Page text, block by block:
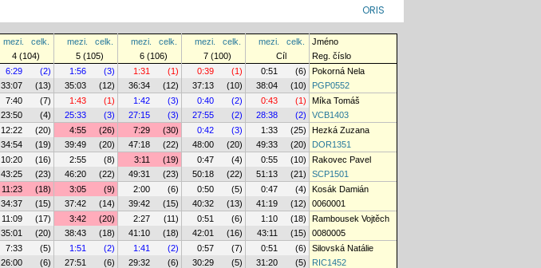
ORIS
mezi. celk. mezi. celk. mezi. celk. mezi. celk. mezi. celk.
Jméno
4 (104) 5 (105) 6 (106) 7 (100) Cíl
Reg. číslo
6:29 (2) 1:56 (3) 1:31 (1) 0:39 (1) 0:51 (6)
Pokorná Nela
33:07 (13) 35:03 (12) 36:34 (12) 37:13 (10) 38:04 (10)
PGP0552
7:40 (7) 1:43 (1) 1:42 (3) 0:40 (2) 0:43 (1)
Míka Tomáš
23:50 (4) 25:33 (3) 27:15 (3) 27:55 (2) 28:38 (2)
VCB1403
12:22 (20) 4:55 (26) 7:29 (30) 0:42 (3) 1:33 (25)
Hezká Zuzana
34:54 (19) 39:49 (20) 47:18 (22) 48:00 (20) 49:33 (20)
DOR1351
10:20 (16) 2:55 (8) 3:11 (19) 0:47 (4) 0:55 (10)
Rakovec Pavel
43:25 (23) 46:20 (22) 49:31 (23) 50:18 (22) 51:13 (21)
SCP1501
11:23 (18) 3:05 (9) 2:00 (6) 0:50 (5) 0:47 (4)
Kosák Damián
34:37 (15) 37:42 (14) 39:42 (15) 40:32 (13) 41:19 (12)
0060001
11:09 (17) 3:42 (20) 2:27 (11) 0:51 (6) 1:10 (18)
Rambousek Vojtěch
35:01 (20) 38:43 (18) 41:10 (18) 42:01 (16) 43:11 (15)
0080005
7:33 (5) 1:51 (2) 1:41 (2) 0:57 (7) 0:51 (6)
Silovská Natálie
26:00 (6) 27:51 (6) 29:32 (6) 30:29 (5) 31:20 (5)
RIC1452